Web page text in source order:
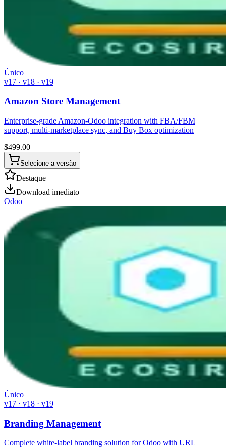
Único
v17 · v18 · v19
Amazon Store Management
Enterprise-grade Amazon-Odoo integration with FBA/FBM
support, multi-marketplace sync, and Buy Box optimization
$499.00
Selecione a versão
Destaque
Download imediato
Odoo
Único
v17 · v18 · v19
Branding Management
Complete white-label branding solution for Odoo with URL